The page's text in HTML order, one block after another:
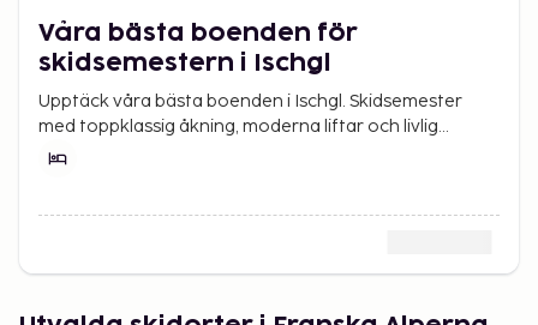
Våra bästa boenden för
skidsemestern i Ischgl
Upptäck våra bästa boenden i Ischgl. Skidsemester
med toppklassig åkning, moderna liftar och livlig
atmosfär i Österrikes Alper.